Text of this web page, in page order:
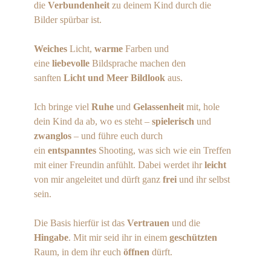
die Verbundenheit zu deinem Kind durch die
Bilder spürbar ist.
Weiches Licht, warme Farben und
eine liebevolle Bildsprache machen den
sanften Licht und Meer Bildlook aus.
Ich bringe viel Ruhe und Gelassenheit mit, hole
dein Kind da ab, wo es steht – spielerisch und
zwanglos – und führe euch durch
ein entspanntes Shooting, was sich wie ein Treffen
mit einer Freundin anfühlt. Dabei werdet ihrleicht
von mir angeleitet und dürft ganz frei und ihr selbst
sein.
Die Basis hierfür ist das Vertrauen und die
Hingabe. Mit mir seid ihr in einem geschützten
Raum, in dem ihr euch öffnen dürft.